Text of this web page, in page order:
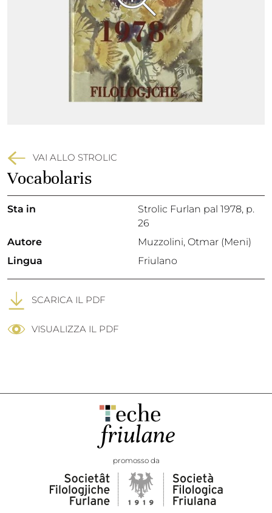
VAI ALLO STROLIC
Vocabolaris
Sta in Strolic Furlan pal 1978, p.
26
Autore
Muzzolini, Otmar (Meni)
Lingua
Friulano
SCARICA IL PDF
VISUALIZZA IL PDF
promosso da